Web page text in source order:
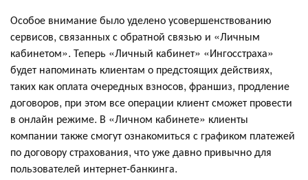
Особое внимание было уделено усовершенствованию
сервисов, связанных с обратной связью и «Личным
кабинетом». Теперь «Личный кабинет» «Ингосстраха»
будет напоминать клиентам о предстоящих действиях,
таких как оплата очередных взносов, франшиз, продление
договоров, при этом все операции клиент сможет провести
в онлайн режиме. В «Личном кабинете» клиенты
компании также смогут ознакомиться с графиком платежей
по договору страхования, что уже давно привычно для
пользователей интернет-банкинга.